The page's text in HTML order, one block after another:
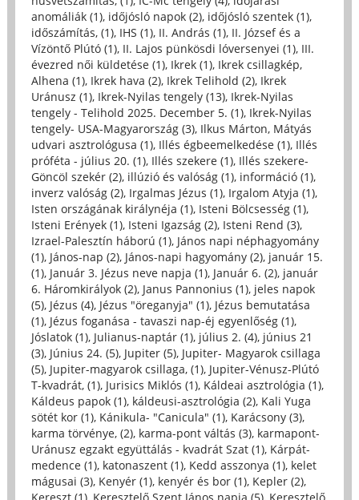
anomáliák (1), időjósló napok (2), időjósló szentek (1),
időszámítás, (1), IHS (1), II. András (1), II. József és a
Vízöntő Plútó (1), II. Lajos pünkösdi lóversenyei (1), III.
évezred női küldetése (1), Ikrek (1), Ikrek csillagkép,
Alhena (1), Ikrek hava (2), Ikrek Telihold (2), Ikrek
Uránusz (1), Ikrek-Nyilas tengely (13), Ikrek-Nyilas
tengely - Telihold 2025. December 5. (1), Ikrek-Nyilas
tengely- USA-Magyarország (3), Ilkus Márton, Mátyás
udvari asztrológusa (1), Illés égbeemelkedése (1), Illés
próféta - július 20. (1), Illés szekere (1), Illés szekere-
Göncöl szekér (2), illúzió és valóság (1), információ (1),
inverz valóság (2), Irgalmas Jézus (1), Irgalom Atyja (1),
Isten országának királynéja (1), Isteni Bölcsesség (1),
Isteni Erények (1), Isteni Igazság (2), Isteni Rend (3),
Izrael-Palesztín háború (1), János napi néphagyomány
(1), János-nap (2), János-napi hagyomány (2), január 15.
(1), Január 3. Jézus neve napja (1), Január 6. (2), január
6. Háromkirályok (2), Janus Pannonius (1), jeles napok
(5), Jézus (4), Jézus "öreganyja" (1), Jézus bemutatása
(1), Jézus foganása - tavaszi nap-éj egyenlőség (1),
Jóslatok (1), Julianus-naptár (1), július 2. (4), június 21
(3), Június 24. (5), Jupiter (5), Jupiter- Magyarok csillaga
(5), Jupiter-magyarok csillaga, (1), Jupiter-Vénusz-Plútó
T-kvadrát, (1), Jurisics Miklós (1), Káldeai asztrológia (1),
Káldeus papok (1), káldeusi-asztrológia (2), Kali Yuga
sötét kor (1), Kánikula- "Canicula" (1), Karácsony (3),
karma törvénye, (2), karma-pont váltás (3), karmapont-
Uránusz egzakt együttálás - kvadrát Szat (1), Kárpát-
medence (1), katonaszent (1), Kedd asszonya (1), kelet
mágusai (3), Kenyér (1), kenyér és bor (1), Kepler (2),